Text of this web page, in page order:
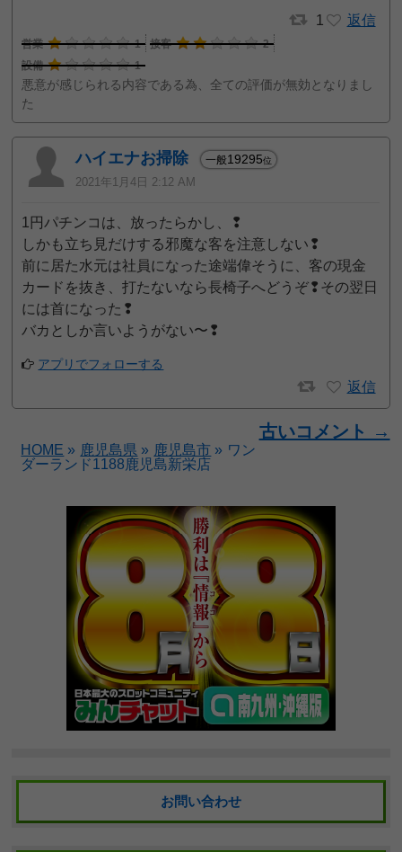
1 返信
営業 1 接客
2
設備
1
悪意が感じられる内容である為、全ての評価が無効となりまし
た
ハイエナお掃除 一般19295位
2021年1月4日 2:12 AM
1円パチンコは、放ったらかし、❢
しかも立ち見だけする邪魔な客を注意しない❢
前に居た水元は社員になった途端偉そうに、客の現金
カードを抜き、打たないなら長椅子へどうぞ❢その翌日
には首になった❢
バカとしか言いようがない〜❢
アプリでフォローする
返信
古いコメント →
HOME » 鹿児島県 » 鹿児島市 » ワン
ダーランド1188鹿児島新栄店
お問い合わせ